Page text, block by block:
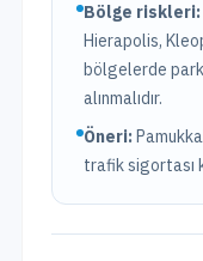
Bölge riskleri:
Hierapolis,
bölgelerde
alınmalıdır.
Öneri:
trafik sigortası